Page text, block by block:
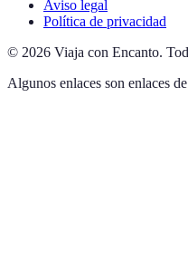
Aviso legal
Política de privacidad
© 2026 Viaja con Encanto.
Algunos enlaces son enlaces